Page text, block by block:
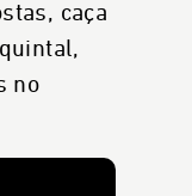
caça
no